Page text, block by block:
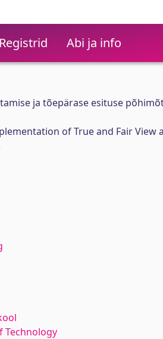
Registrid Abi ja info
ja tõepärase esituse
of True and Fair View
Technology